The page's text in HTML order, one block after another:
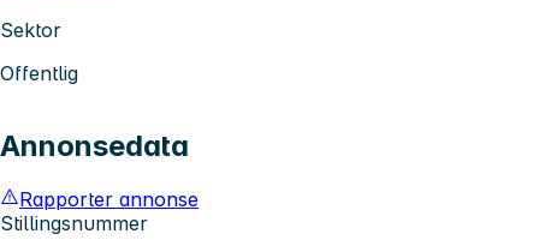
Sektor
Offentlig
Annonsedata
Rapporter annonse
Stillingsnummer